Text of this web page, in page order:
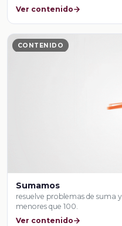
Ver contenido
CONTENIDO
Sumamos
resuelve problemas de suma
menores que 100.
Ver contenido